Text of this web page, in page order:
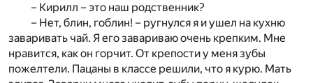
– Кирилл – это наш родственник?
– Нет, блин, гоблин! – ругнулся я и ушел на кухню
заваривать чай. Я его завариваю очень крепким. Мне
нравится, как он горчит. От крепости у меня зубы
пожелтели. Пацаны в классе решили, что я курю. Мать